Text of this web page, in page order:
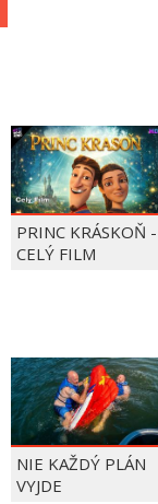
PRINC KRÁSKOŇ -
CELÝ FILM
NIE KAŽDÝ PLÁN
VYJDE